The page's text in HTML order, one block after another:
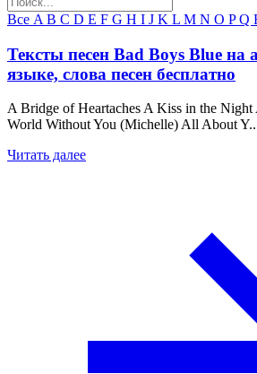
Все A B C D E F G H I J K L M N O PQ
Тексты песен Bad Boys Blue на
языке, слова песен бесплатно
A Bridge of Heartaches A Kiss in the
World Without You (Michelle) All About
Читать далее